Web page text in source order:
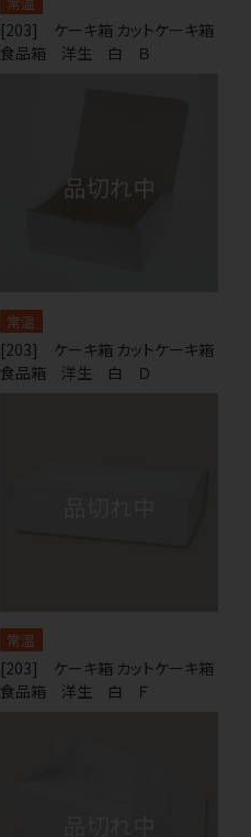
[203] ケーキ箱 カットケーキ箱
食品箱 洋生 白 Ｂ
常温
[203] ケーキ箱 カットケーキ箱
食品箱 洋生 白 Ｄ
常温
[203] ケーキ箱 カットケーキ箱
食品箱 洋生 白 Ｆ